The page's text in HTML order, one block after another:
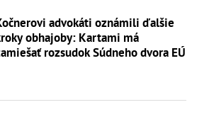
advokáti oznámili ďalšie
obhajoby: Kartami má
rozsudok Súdneho dvora EÚ